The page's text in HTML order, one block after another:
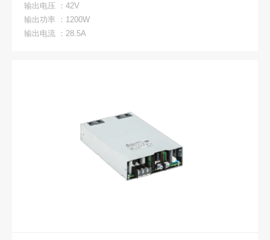
输出电压 ：42V
输出功率 ：1200W
输出电流 ：28.5A